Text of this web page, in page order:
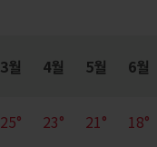
3월 4월 5월 6월
25° 23° 21° 18°